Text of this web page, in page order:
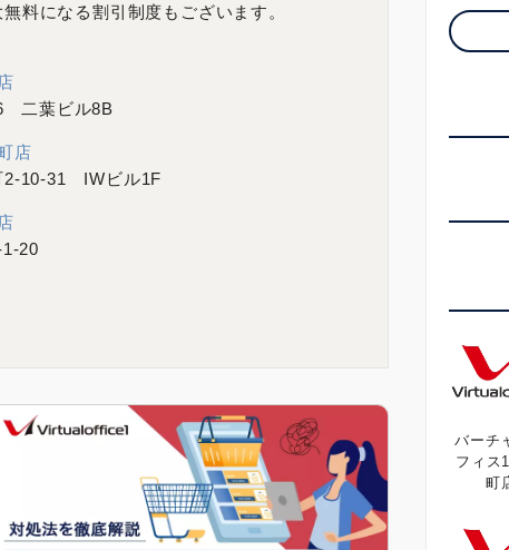
料になる割引制度もございます。
二葉ビル8B
店
2-10-31 IWビル1F
20
バーチ
フィス
町